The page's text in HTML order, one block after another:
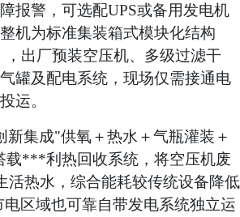
报警，可选配UPS或备用发电机
机为标准集装箱式模块化结构
，出厂预装空压机、多级过滤干
罐及配电系统，现场仅需接通电
运。
新集成"供氧＋热水＋气瓶灌装＋
载***利热回收系统，将空压机废
活热水，综合能耗较传统设备降低
电区域也可靠自带发电系统独立运